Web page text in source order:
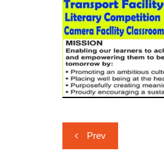
Post
navigation
Prev